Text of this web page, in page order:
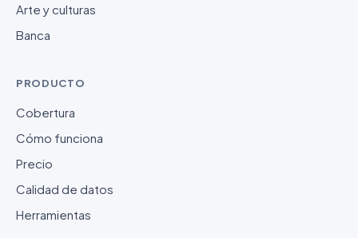
Arte y culturas
Banca
PRODUCTO
Cobertura
Cómo funciona
Precio
Calidad de datos
Herramientas